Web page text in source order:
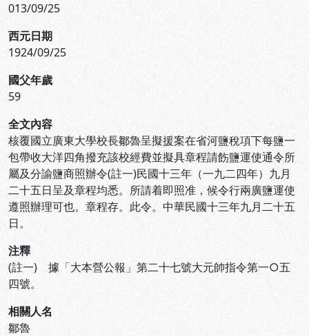
013/09/25
西元日期
1924/09/25
國父年歲
59
全文內容
核覆國立廣東大學校長鄒魯呈擬援案在省河鹽稅項下每鹽一
包帶收大洋四角撥充該校經費並擬具章程請飭鹽運使通令所
屬及分諭鹽商照辦令(註一)民國十三年（一九二四年）九月
二十五日呈及章程均悉。所請着即照准，候令行兩廣鹽運使
遵照辦理可也。章程存。此令。中華民國十三年九月二十五
日。
注釋
(註一) 據「大本營公報」第二十七號大元帥指令第一○五
四號。
相關人名
鄒魯